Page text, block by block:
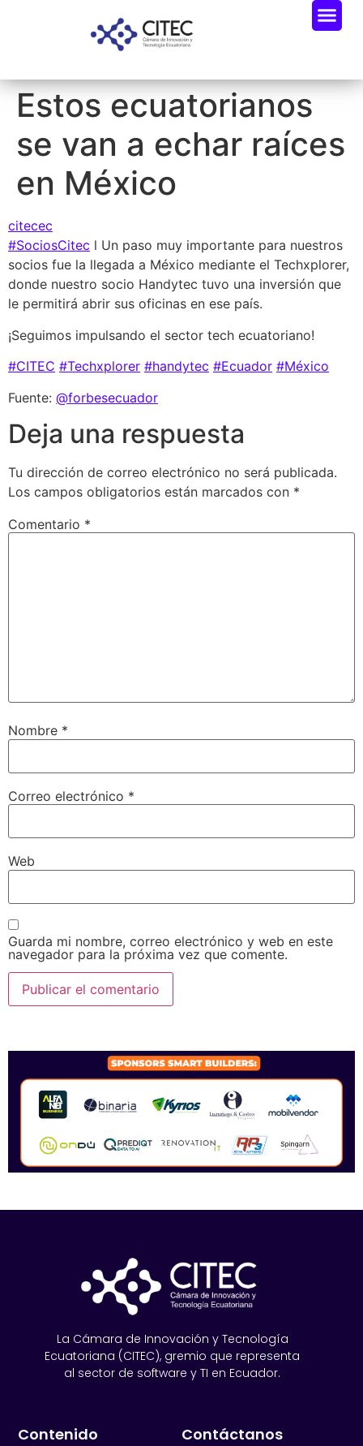
Estos ecuatorianos
se van a echar raíces
en México
citecec
#SociosCitec l Un paso muy importante para nuestros
socios fue la llegada a México mediante el Techxplorer,
donde nuestro socio Handytec tuvo una inversión que
le permitirá abrir sus oficinas en ese país.
¡Seguimos impulsando el sector tech ecuatoriano!
#CITEC #Techxplorer #handytec #Ecuador #México
Fuente: @forbesecuador
Deja una respuesta
Tu dirección de correo electrónico no será publicada.
Los campos obligatorios están marcados con *
Comentario *
Nombre *
Correo electrónico *
Web
Guarda mi nombre, correo electrónico y web en este
navegador para la próxima vez que comente.
La Cámara de Innovación y Tecnología
Ecuatoriana (CITEC), gremio que representa
al sector de software y TI en Ecuador.
Contenido Contáctanos